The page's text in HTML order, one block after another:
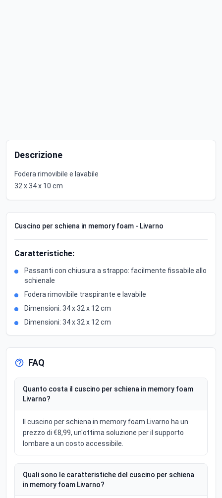
Descrizione
Fodera rimovibile e lavabile
32 x 34 x 10 cm
Cuscino per schiena in memory foam - Livarno
Caratteristiche:
Passanti con chiusura a strappo: facilmente fissabile allo
schienale
Fodera rimovibile traspirante e lavabile
Dimensioni: 34 x 32 x 12 cm
Dimensioni: 34 x 32 x 12 cm
FAQ
Quanto costa il cuscino per schiena in memory foam
Livarno?
Il cuscino per schiena in memory foam Livarno ha un
prezzo di €8,99, un'ottima soluzione per il supporto
lombare a un costo accessibile.
Quali sono le caratteristiche del cuscino per schiena
in memory foam Livarno?